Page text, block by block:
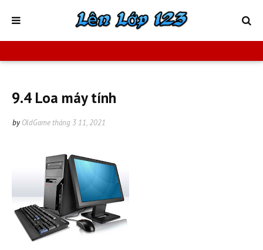
9.4 Loa máy tính
by OldGame tháng 3 11, 2021